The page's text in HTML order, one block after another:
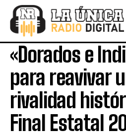
«Dorados e
para reavivar
rivalidad
Final Estatal